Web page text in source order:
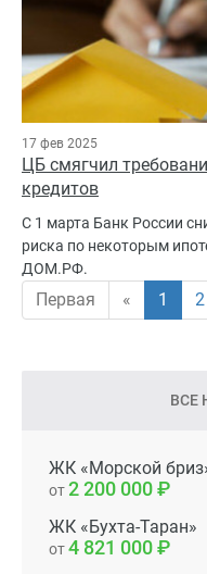
17 фев 2025
ЦБ смягчил
кредитов
С 1 марта Банк России
риска по некоторым
ДОМ.РФ.
Первая « 1 2
ВСЕ
ЖК «Морской
от2 200 000
ЖК «Бухта-Таран»
от4 821 000